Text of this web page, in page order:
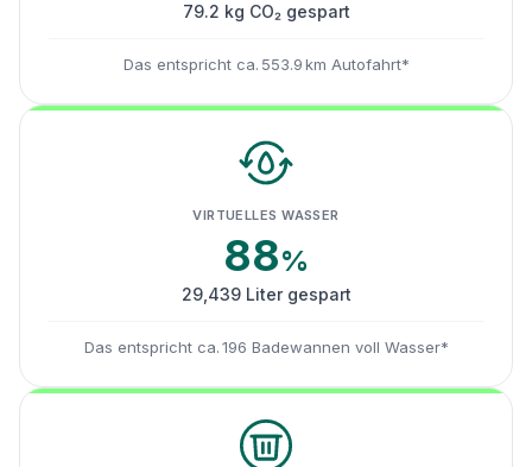
79.2 kg CO₂ gespart
Das entspricht ca. 553.9 km Autofahrt*
VIRTUELLES WASSER
88%
29,439 Liter gespart
Das entspricht ca. 196 Badewannen voll Wasser*